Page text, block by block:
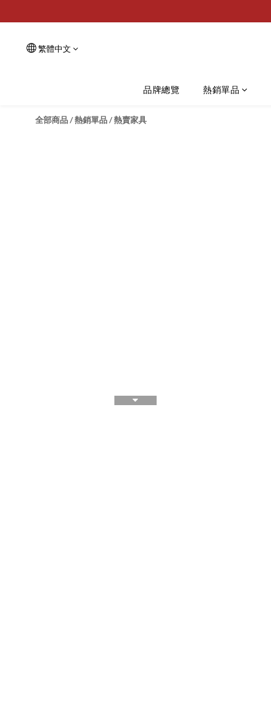
繁體中文
品牌總覽 熱銷單品
全部商品/熱銷單品/熱賣家具